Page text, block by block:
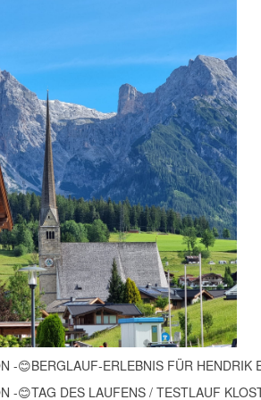
-😊BERGLAUF-ERLEBNIS FÜR
-😊TAG DES LAUFENS / TESTLAUF